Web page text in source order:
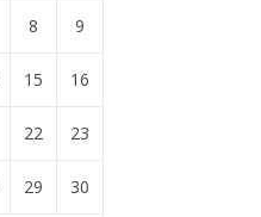
8 9
15 16
22 23
29 30